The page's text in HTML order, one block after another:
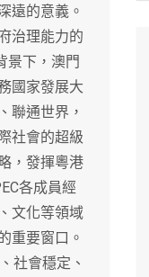
遠的意義。
治理能力的
景下，澳門
國家發展大
聯通世界，
社會的超級
，發揮粵港
各成員經
文化等領域
重要窗口。
社會穩定、